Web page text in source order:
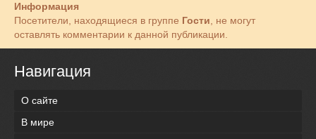
Информация
Посетители, находящиеся в группе Гости, не могут
оставлять комментарии к данной публикации.
Навигация
О сайте
В мире